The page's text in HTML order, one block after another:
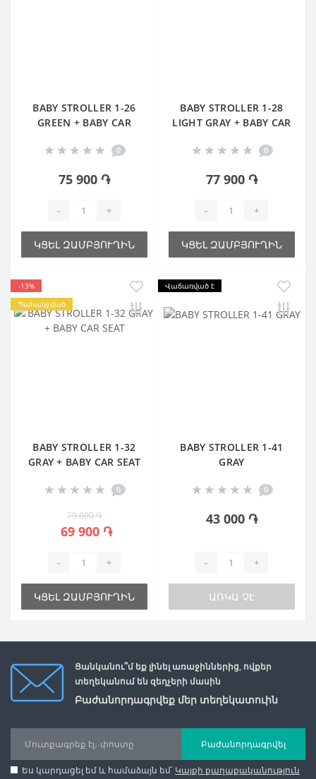
BABY STROLLER 1-26
GREEN + BABY CAR
0
75 900 ֏
- +
ԿՑԵԼ ԶԱՄԲՅՈՒՂԻՆ
BABY STROLLER 1-28
LIGHT GRAY + BABY CAR
0
77 900 ֏
- +
ԿՑԵԼ ԶԱՄԲՅՈՒՂԻՆ
-13%
Պահանջված
BABY STROLLER 1-32
GRAY + BABY CAR SEAT
0
79 900 ֏
69 900 ֏
- +
ԿՑԵԼ ԶԱՄԲՅՈՒՂԻՆ
Վաճառված է
BABY STROLLER 1-41
GRAY
0
43 000 ֏
- +
ԱՌԿԱ ՉԷ
Ցանկանու՞մ եք լինել առաջիններից, ովքեր
տեղեկանում են զեղչերի մասին
Բաժանորդագրվեք մեր տեղեկատուին
Բաժանորդագրվել
Ես կարդացել եմ և համաձայն եմ՝ Կայքի քաղաքականություն